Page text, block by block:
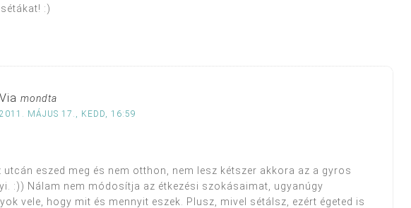
:)
Via mondta
2011. MÁJUS 17., KEDD, 16:59
utcán eszed meg és nem otthon, nem lesz kétszer akkora az a gyros
:)) Nálam nem módosítja az étkezési szokásaimat, ugyanúgy
vele, hogy mit és mennyit eszek. Plusz, mivel sétálsz, ezért égeted is